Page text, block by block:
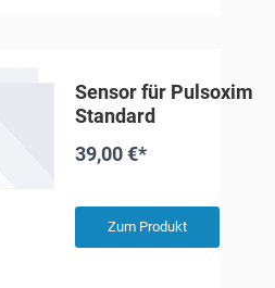
Sensor für
Standard
39,00 €*
Zum Produkt